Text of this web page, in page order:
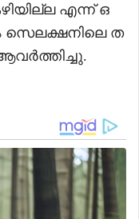
എന്ന് ഒ
സെലക്ഷനിലെ ത